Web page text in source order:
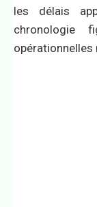
les délais
chronologie
opérationnelles